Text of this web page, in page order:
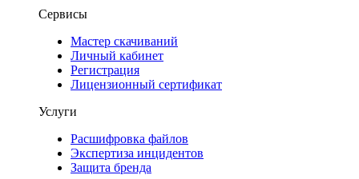
Сервисы
Мастер скачиваний
Личный кабинет
Регистрация
Лицензионный сертификат
Услуги
Расшифровка файлов
Экспертиза инцидентов
Защита бренда